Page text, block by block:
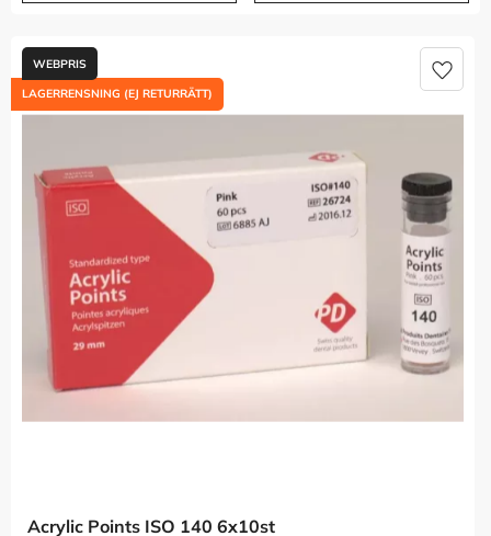
Acrylic Points ISO 140 6x10st
LAGERRENSNING (EJ RETURRÄTT)
Lägg